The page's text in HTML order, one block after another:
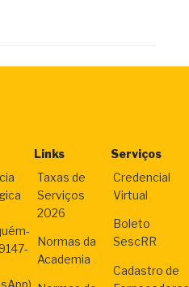
Links
Taxas de
Serviços
2026
Normas da
Academia
Serviços
Credencial
Virtual
Boleto
SescRR
Cadastro de